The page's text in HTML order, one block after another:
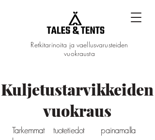
Retkitarinoita ja vaellusvarusteiden
vuokrausta
Kuljetustarvikkeiden
vuokraus
Tarkemmat tuotetiedot painamalla